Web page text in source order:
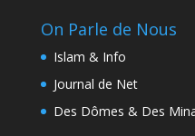
On Parle de Nous
Islam & Info
Journal de Net
Des Dômes & Des